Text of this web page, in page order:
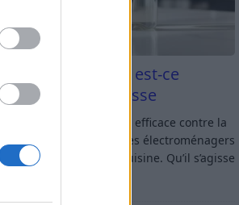
blanc et four est-ce
contre la graisse
blanc et four : est-ce efficace contre la
? Le four fait partie des électroménagers
sollicités dans une cuisine. Qu’il s’agisse